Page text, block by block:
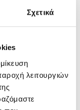
Σχετικά
λειτουργιών